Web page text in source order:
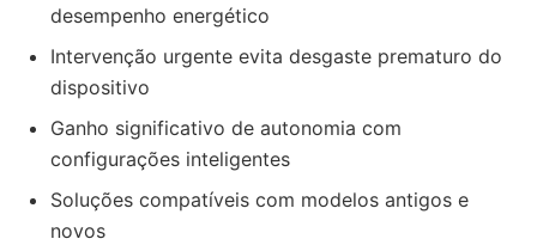
desempenho energético
Intervenção urgente evita desgaste prematuro do
dispositivo
Ganho significativo de autonomia com
configurações inteligentes
Soluções compatíveis com modelos antigos e
novos